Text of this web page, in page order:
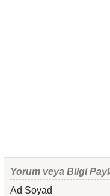
Yorum veya Bilgi
Ad Soyad